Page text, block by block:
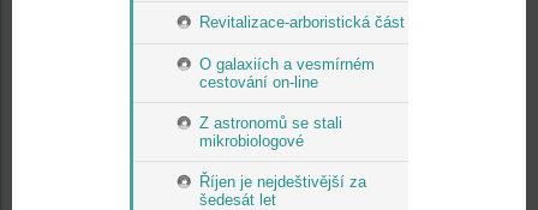
Revitalizace-arboristická část
O galaxiích a vesmírném
cestování on-line
Z astronomů se stali
mikrobiologové
Říjen je nejdeštivější za
šedesát let